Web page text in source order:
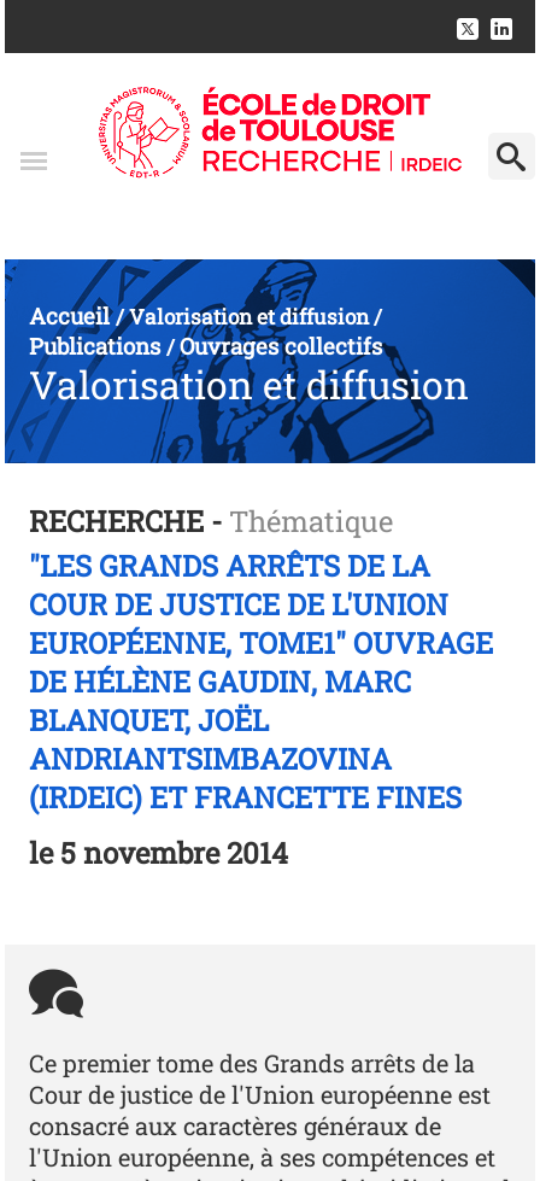
Accueil/Valorisation et diffusion/
Publications/Ouvrages collectifs
Valorisation et diffusion
RECHERCHE - Thématique
"LES GRANDS ARRÊTS DE LA
COUR DE JUSTICE DE L'UNION
EUROPÉENNE, TOME1" OUVRAGE
DE HÉLÈNE GAUDIN, MARC
BLANQUET, JOËL
ANDRIANTSIMBAZOVINA
(IRDEIC) ET FRANCETTE FINES
le5 novembre 2014
Ce premier tome des Grands arrêts de la
Cour de justice de l'Union européenne est
consacré aux caractères généraux de
l'Union européenne, à ses compétences et